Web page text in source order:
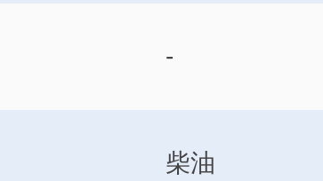
-
柴油